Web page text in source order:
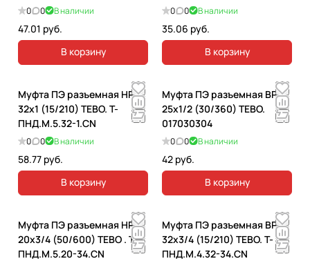
0 0 В наличии
47.01 руб.
В корзину
0 0 В наличии
35.06 руб.
В корзину
Муфта ПЭ разъемная НР
32x1 (15/210) TEBO. T-
ПНД.М.5.32-1.CN
0 0 В наличии
58.77 руб.
В корзину
Муфта ПЭ разъемная ВР
25x1/2 (30/360) TEBO.
017030304
0 0 В наличии
42 руб.
В корзину
Муфта ПЭ разъемная НР
20x3/4 (50/600) ТЕВО . T-
ПНД.М.5.20-34.CN
Муфта ПЭ разъемная ВР
32x3/4 (15/210) TEBO. T-
ПНД.М.4.32-34.CN